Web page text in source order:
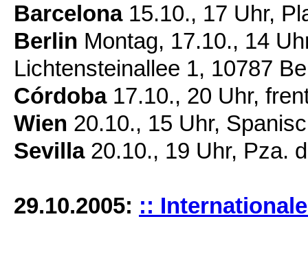
Barcelona15.10., 17 Uhr,
Berlin Montag, 17.10., 14
Lichtensteinallee 1, 10787
Córdoba17.10., 20 Uhr,
Wien 20.10., 15 Uhr,
Sevilla20.10., 19 Uhr, Pza.
29.10.2005: ::